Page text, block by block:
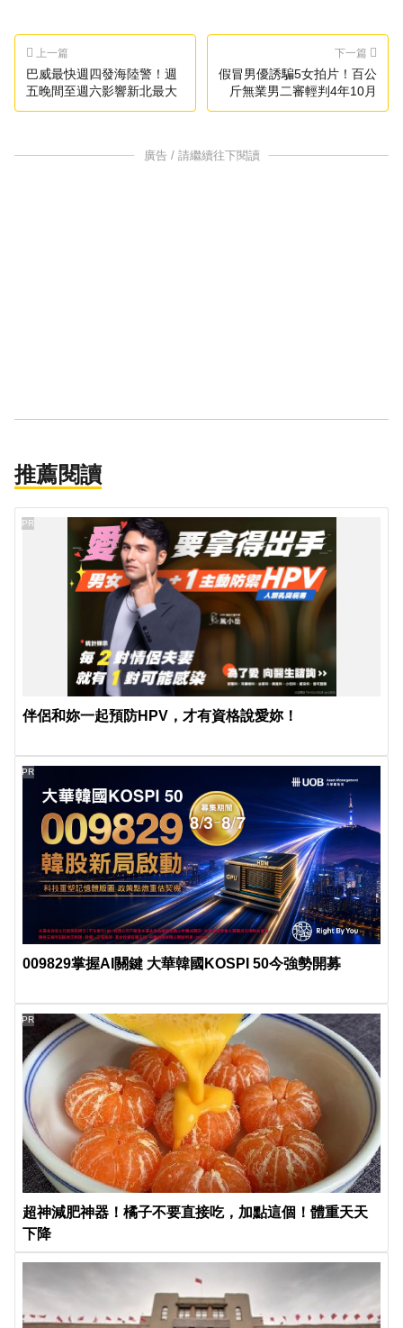
上一篇
巴威最快週四發海陸警！週
五晚間至週六影響新北最大
下一篇
假冒男優誘騙5女拍片！百公
斤無業男二審輕判4年10月
廣告 / 請繼續往下閱讀
推薦閱讀
伴侶和妳一起預防HPV，才有資格說愛妳！
PR
009829掌握AI關鍵 大華韓國KOSPI 50今強勢開募
PR
超神減肥神器！橘子不要直接吃，加點這個！體重天天
下降
PR